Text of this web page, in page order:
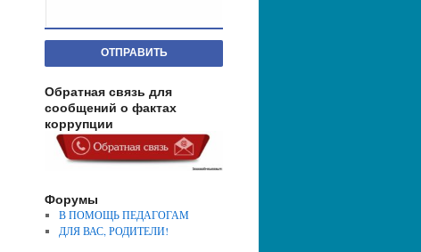
ОТПРАВИТЬ
Обратная связь для
сообщений о фактах
коррупции
Форумы
В ПОМОЩЬ ПЕДАГОГАМ
ДЛЯ ВАС, РОДИТЕЛИ!